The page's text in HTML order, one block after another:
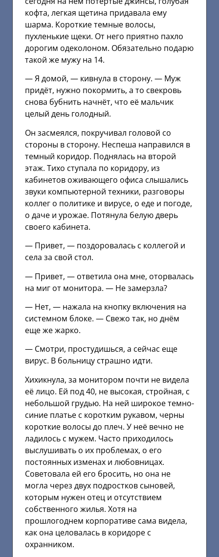
кофта, легкая щетина придавала ему
шарма. Короткие темные волосы,
пухленькие щеки. От него приятно пахло
дорогим одеколоном. Обязательно подарю
такой же мужу на 14.
— Я домой, — кивнула в сторону. — Муж
придёт, нужно покормить, а то свекровь
снова бубнить начнёт, что её мальчик
целый день голодный.
Он засмеялся, покручивал головой со
стороны в сторону. Неспеша направился в
темный коридор. Поднялась на второй
этаж. Тихо ступала по коридору, из
кабинетов оживающего офиса слышались
звуки компьютерной техники, разговоры
коллег о политике и вирусе, о еде и погоде,
о даче и урожае. Потянула белую дверь
своего кабинета.
— Привет, — поздоровалась с коллегой и
села за свой стол.
— Привет, — ответила она мне, оторвалась
на миг от монитора. — Не замерзла?
— Нет, — нажала на кнопку включения на
системном блоке. — Свежо так, но днём
еще же жарко.
— Смотри, простудишься, а сейчас еще
вирус. В больницу страшно идти.
Хихикнула, за монитором почти не видела
её лицо. Ей под 40, не высокая, стройная, с
небольшой грудью. На ней широкое темно-
синие платье с коротким рукавом, черны
короткие волосы до плеч. У неё вечно не
ладилось с мужем. Часто приходилось
выслушивать о их проблемах, о его
постоянных изменах и любовницах.
Советовала ей его бросить, но она не
могла через двух подростков сыновей,
которым нужен отец и отсутствием
собственного жилья. Хотя на
прошлогоднем корпоративе сама видела,
как она целовалась в коридоре с
охранником.